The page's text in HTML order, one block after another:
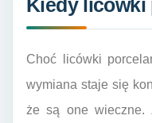
Kiedy licówki
Choć licówki
wymiana staje się
że są one wieczne.